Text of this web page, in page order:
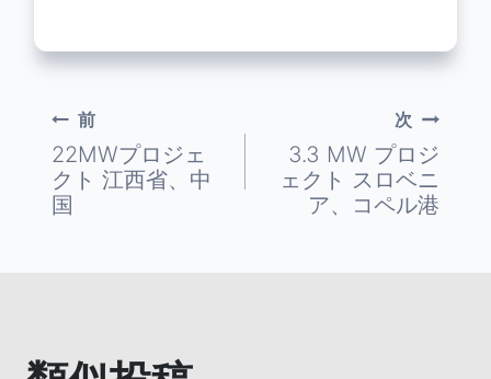
投
稿
前
22MWプロジェ
クト 江西省、中
国
次
3.3 MW プロジ
ェクト スロベニ
ア、コペル港